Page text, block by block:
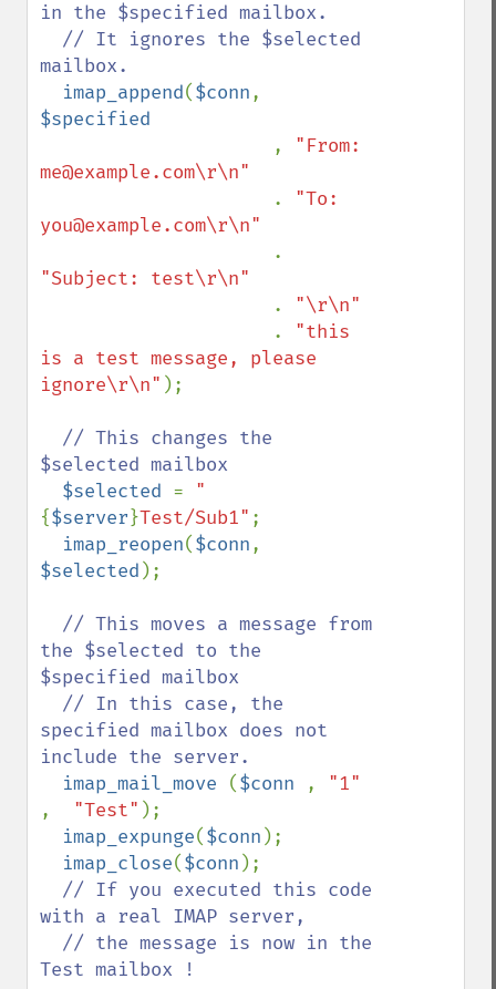
in the $specified mailbox.
mailbox.
imap_append($conn
$specified
, "From:
me@example.com\r\n"
. "To:
you@example.com\r\n"
"Subject: test\r\n"
. "\r\n"
. "this
is a test message, please
ignore\r\n" );
// This changes the
$selected mailbox
$selected = "
{$server}Test/Sub1" ;
imap_reopen($conn
$selected );
// This moves a message from
the $selected to the
$specified mailbox
specified mailbox does not
include the server.
imap_mail_move ($conn ,
, "Test" );
imap_expunge($conn );
imap_close($conn );
// If you executed this code
with a real IMAP server,